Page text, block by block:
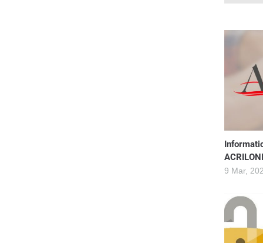
9 Mar,